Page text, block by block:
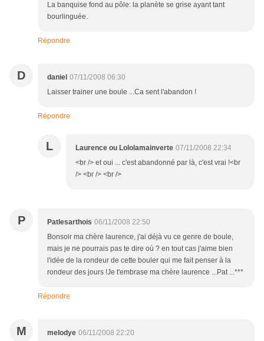
La banquise fond au pôle: la planète se grise ayant tant
bourlinguée.
Répondre
D daniel 07/11/2008 06:30
Laisser trainer une boule ...Ca sent l'abandon !
Répondre
L Laurence ou Lololamainverte 07/11/2008 22:34
<br /> et oui ... c'est abandonné par là, c'est vrai !<br
/> <br /> <br />
P Patlesarthois 06/11/2008 22:50
Bonsoir ma chère laurence, j'ai déjà vu ce genre de boule,
mais je ne pourrais pas te dire où ? en tout cas j'aime bien
l'idée de la rondeur de cette bouler qui me fait penser à la
rondeur des jours !Je t'embrase ma chère laurence ...Pat ...***
Répondre
M melodye 06/11/2008 22:20